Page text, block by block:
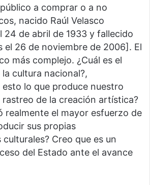
a comprar o a no
nacido Raúl Velasco
24 de abril de 1933 y fallecido
el 26 de noviembre de 2006]. El
más complejo. ¿Cuál es el
cultura nacional?,
esto lo que produce nuestro
rastreo de la creación artística?
realmente el mayor esfuerzo de
sus propias
Creo que es un
del Estado ante el avance